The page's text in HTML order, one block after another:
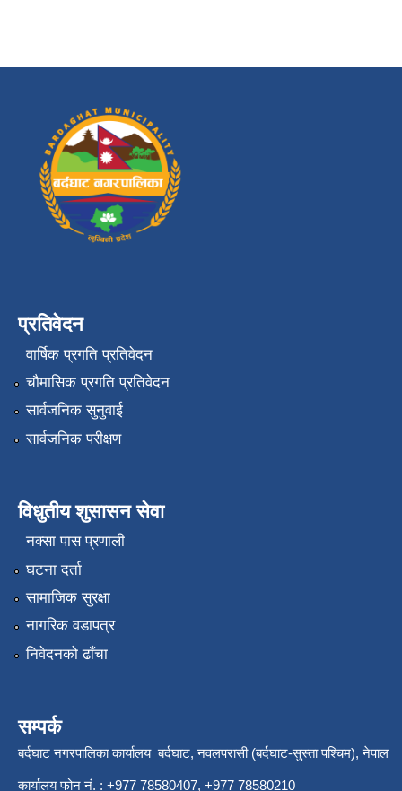
प्रतिवेदन
वार्षिक प्रगति प्रतिवेदन
चौमासिक प्रगति प्रतिवेदन
सार्वजनिक सुनुवाई
सार्वजनिक परीक्षण
विधुतीय शुसासन सेवा
नक्सा पास प्रणाली
घटना दर्ता
सामाजिक सुरक्षा
नागरिक वडापत्र
निवेदनको ढाँचा
सम्पर्क
बर्दघाट नगरपालिका कार्यालय बर्दघाट, नवलपरासी (बर्दघाट-सुस्ता पश्चिम), नेपाल
कार्यालय फोन नं. : +977 78580407, +977 78580210